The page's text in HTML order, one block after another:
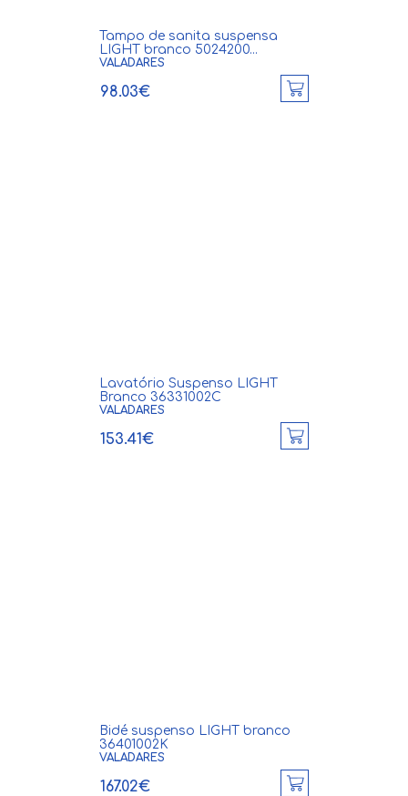
Tampo de sanita suspensa
LIGHT branco 5024200...
VALADARES
98.03€
Lavatório Suspenso LIGHT
Branco 36331002C
VALADARES
153.41€
Bidé suspenso LIGHT branco
36401002K
VALADARES
167.02€